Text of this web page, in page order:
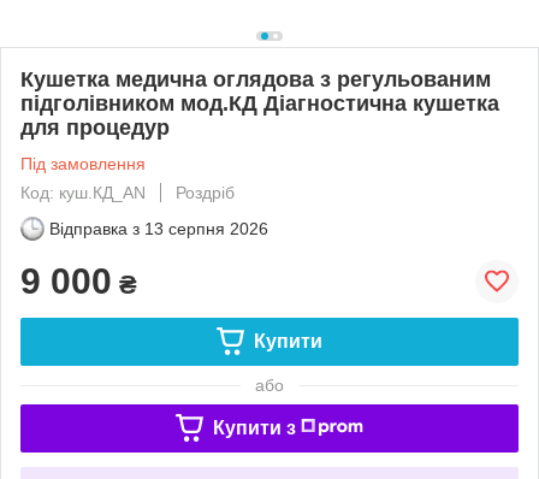
Кушетка медична оглядова з регульованим
підголівником мод.КД Діагностична кушетка
для процедур
Під замовлення
Код: куш.КД_AN
Роздріб
Відправка з 13 серпня 2026
9 000 ₴
Купити
або
Купити з